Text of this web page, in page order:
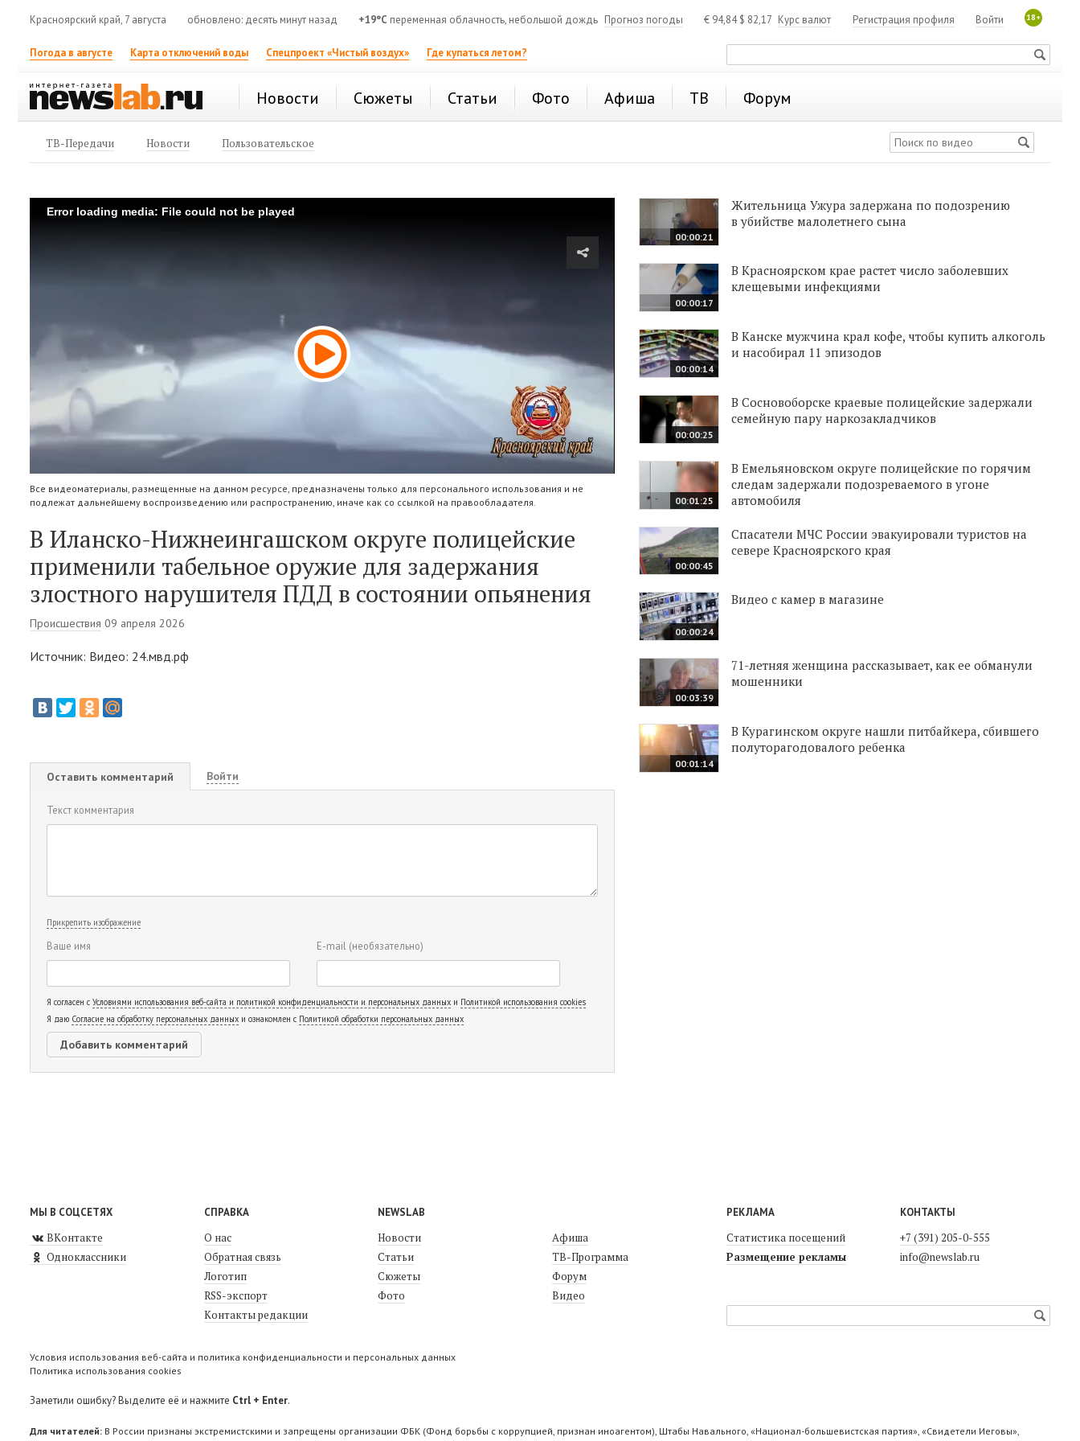
Красноярский край, 7 августа обновлено: десять минут назад +19°C переменная облачность, небольшой дождь Прогноз погоды € 94,84$ 82,17 Курс валют 18+
Войти
Регистрация профиля
Погода в августе Карта отключений воды Спецпроект «Чистый воздух» Где купаться летом?
Новости Сюжеты Статьи Фото Афиша ТВ Форум
ТВ-Передачи Новости Пользовательское
Error loading media: File could not be played
Все видеоматериалы, размещенные на данном ресурсе, предназначены только для персонального использования и не
подлежат дальнейшему воспроизведению или распространению, иначе как со ссылкой на правообладателя.
В Иланско-Нижнеингашском округе полицейские
применили табельное оружие для задержания
злостного нарушителя ПДД в состоянии опьянения
Происшествия 09 апреля 2026
Источник: Видео: 24.мвд.рф
Оставить комментарий Войти
Текст комментария
Прикрепить изображение
Ваше имя E-mail (необязательно)
Я согласен с Условиями использования веб-сайта и политикой конфиденциальности и персональных данных и Политикой использования cookies
Я даю Согласие на обработку персональных данных и ознакомлен с Политикой обработки персональных данных
00:00:21
Жительница Ужура задержана по подозрению
в убийстве малолетнего сына
00:00:17
В Красноярском крае растет число заболевших
клещевыми инфекциями
00:00:14
В Канске мужчина крал кофе, чтобы купить алкоголь
и насобирал 11 эпизодов
00:00:25
В Сосновоборске краевые полицейские задержали
семейную пару наркозакладчиков
00:01:25
В Емельяновском округе полицейские по горячим
следам задержали подозреваемого в угоне
автомобиля
00:00:45
Спасатели МЧС России эвакуировали туристов на
севере Красноярского края
00:00:24
Видео с камер в магазине
00:03:39
71-летняя женщина рассказывает, как ее обманули
мошенники
00:01:14
В Курагинском округе нашли питбайкера, сбившего
полуторагодовалого ребенка
МЫ В СОЦСЕТЯХ
ВКонтакте
Одноклассники
СПРАВКА
О нас
Обратная связь
Логотип
RSS-экспорт
Контакты редакции
NEWSLAB
Новости
Статьи
Сюжеты
Фото
Афиша
ТВ-Программа
Форум
Видео
РЕКЛАМА
Статистика посещений
Размещение рекламы
КОНТАКТЫ
+7 (391) 205-0-555
info@newslab.ru
Условия использования веб-сайта и политика конфиденциальности и персональных данных
Политика использования cookies
Заметили ошибку? Выделите её и нажмите Ctrl + Enter.
Для читателей: В России признаны экстремистскими и запрещены организации ФБК (Фонд борьбы с коррупцией, признан иноагентом), Штабы Навального, «Национал-большевистская партия», «Свидетели Иеговы»,